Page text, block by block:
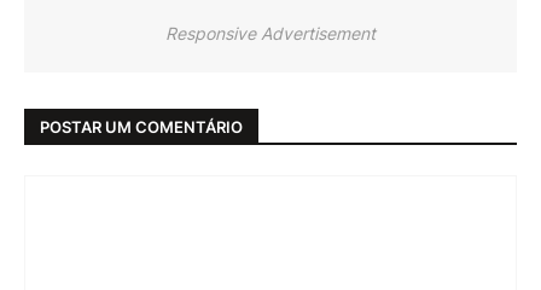
Responsive Advertisement
POSTAR UM COMENTÁRIO